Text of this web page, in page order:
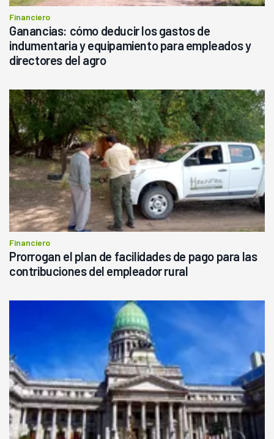
Financiero
Ganancias: cómo deducir los gastos de
indumentaria y equipamiento para empleados y
directores del agro
Financiero
Prorrogan el plan de facilidades de pago para las
contribuciones del empleador rural